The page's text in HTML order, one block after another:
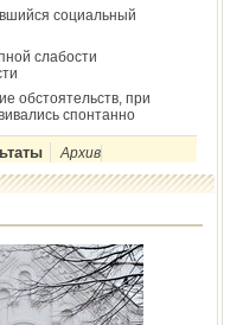
социальный
слабости
обстоятельств, при
спонтанно
Архив